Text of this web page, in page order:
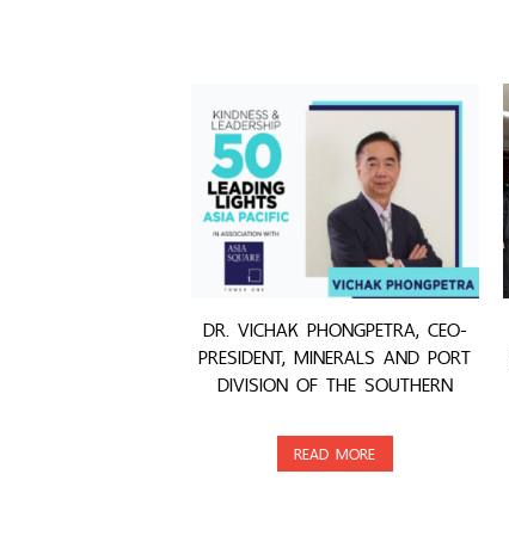
DR. VICHAK PHONGPETRA, CEO-
PRESIDENT, MINERALS AND PORT
DIVISION OF THE SOUTHERN
READ MORE